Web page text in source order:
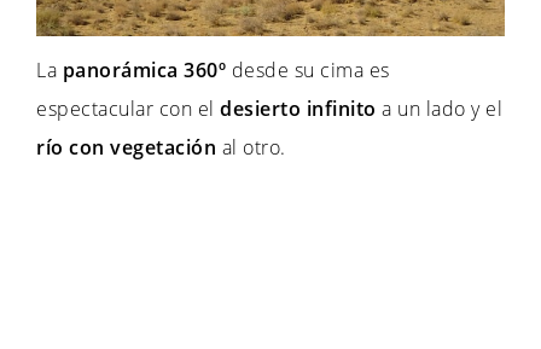
La panorámica 360º desde su cima es
espectacular con el desierto infinito a un lado y el
río con vegetación al otro.